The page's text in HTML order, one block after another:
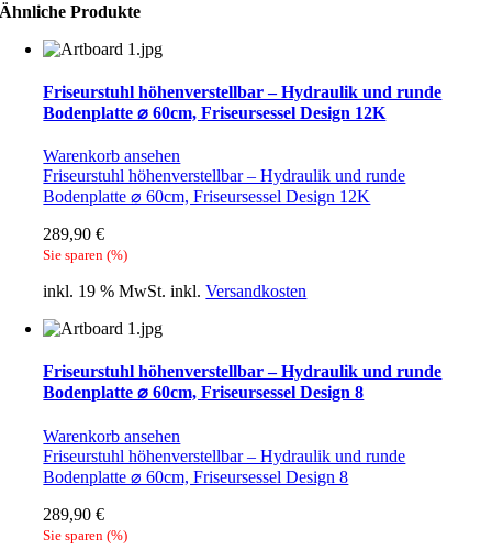
Ähnliche Produkte
Friseurstuhl höhenverstellbar – Hydraulik und runde
Bodenplatte ⌀ 60cm, Friseursessel Design 12K
Warenkorb ansehen
Friseurstuhl höhenverstellbar – Hydraulik und runde
Bodenplatte ⌀ 60cm, Friseursessel Design 12K
289,90€
Sie sparen(%)
inkl. 19 % MwSt. inkl.Versandkosten
Friseurstuhl höhenverstellbar – Hydraulik und runde
Bodenplatte ⌀ 60cm, Friseursessel Design 8
Warenkorb ansehen
Friseurstuhl höhenverstellbar – Hydraulik und runde
Bodenplatte ⌀ 60cm, Friseursessel Design 8
289,90€
Sie sparen(%)